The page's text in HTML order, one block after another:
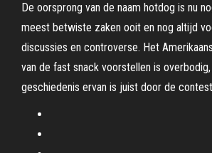
De oorsprong van de naam hotdog is nu
meest betwiste zaken ooit en nog altijd
discussies en controverse. Het
van de fast snack voorstellen is
geschiedenis ervan is juist door de